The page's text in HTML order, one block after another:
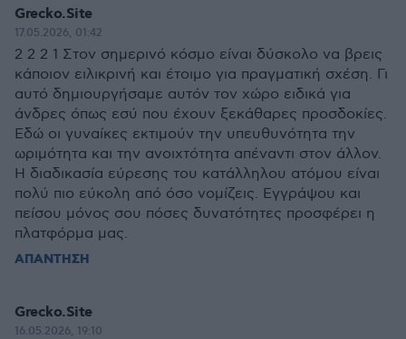
Grecko.Site
17.05.2026, 01:42
2 2 2 1 Στον σημερινό κόσμο είναι δύσκολο να βρεις
κάποιον ειλικρινή και έτοιμο για πραγματική σχέση. Γι
αυτό δημιουργήσαμε αυτόν τον χώρο ειδικά για
άνδρες όπως εσύ που έχουν ξεκάθαρες προσδοκίες.
Εδώ οι γυναίκες εκτιμούν την υπευθυνότητα την
ωριμότητα και την ανοιχτότητα απέναντι στον άλλον.
Η διαδικασία εύρεσης του κατάλληλου ατόμου είναι
πολύ πιο εύκολη από όσο νομίζεις. Εγγράψου και
πείσου μόνος σου πόσες δυνατότητες προσφέρει η
πλατφόρμα μας.
ΑΠΑΝΤΗΣΗ
Grecko.Site
16.05.2026, 19:10